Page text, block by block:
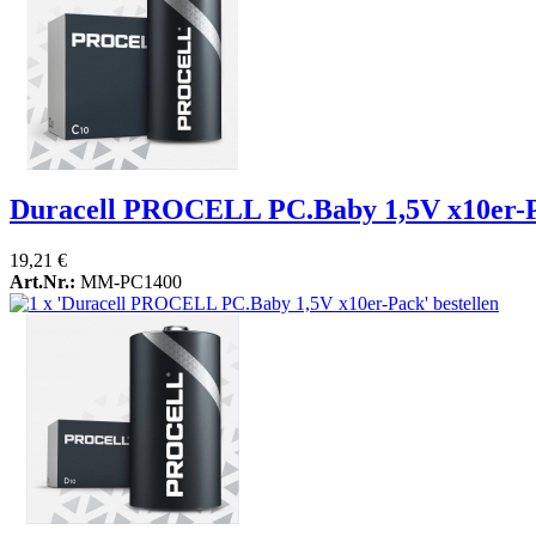
Duracell PROCELL PC.Baby 1,5V x10er-
19,21 €
Art.Nr.: MM-PC1400